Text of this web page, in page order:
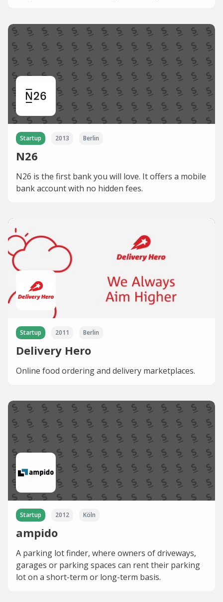
Startup 2013 Berlin
N26
N26 is the first bank you will love. It offers a mobile
bank account with no hidden fees.
Startup 2011 Berlin
Delivery Hero
Online food ordering and delivery marketplaces.
Startup 2012 Köln
ampido
A parking lot finder, where owners of driveways,
garages or parking spaces can rent their parking
lot on a short-term or long-term basis.